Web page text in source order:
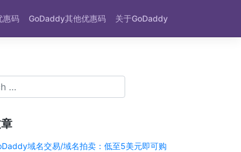
惠码 GoDaddy其他优惠码 关于GoDaddy
域名交易/域名拍卖：低至5美元即可购